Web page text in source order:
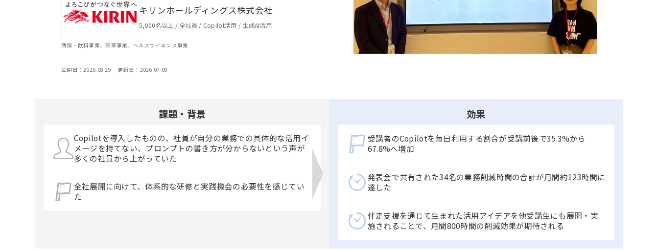
キリンホールディングス株式会社
5,000名以上 / 全社員 / Copilot活用 / 生成AI活用
酒類・飲料事業、医薬事業、ヘルスサイエンス事業
公開日：2025.08.29 更新日： 2026.07.09
課題・背景
Copilotを導入したものの、社員が自分の業務での具体的な活用イ
メージを持てない、プロンプトの書き方が分からないという声が
多くの社員から上がっていた
全社展開に向けて、体系的な研修と実践機会の必要性を感じてい
た
効果
受講者のCopilotを毎日利用する割合が受講前後で35.3%から
67.8%へ増加
発表会で共有された34名の業務削減時間の合計が月間約123時間に
達した
伴走支援を通じて生まれた活用アイデアを他受講生にも展開・実
施されることで、月間800時間の削減効果が期待される